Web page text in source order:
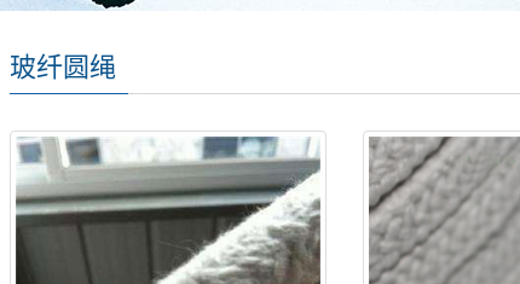
玻纤圆绳